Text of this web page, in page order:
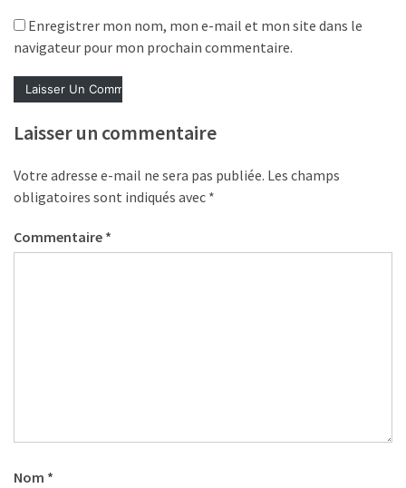
(71)
Offre
(32)
Certification
(28)
Enregistrer mon nom, mon e-mail et mon site dans le
navigateur pour mon prochain commentaire.
Laisser un commentaire
Votre adresse e-mail ne sera pas publiée. Les champs
obligatoires sont indiqués avec *
Commentaire *
Nom *